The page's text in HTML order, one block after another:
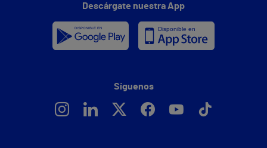
Descárgate nuestra App
Síguenos